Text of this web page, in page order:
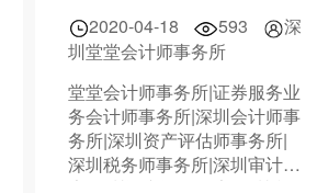
2020-04-18 593
深
圳堂堂会计师事务所
堂堂会计师事务所|证券服务业
务会计师事务所|深圳会计师事
务所|深圳资产评估师事务所|
深圳税务师事务所|深圳审计报
告|深圳资产评估报告|深圳税